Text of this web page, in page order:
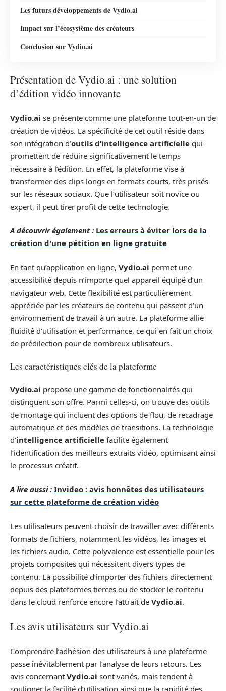
Les futurs développements de Vydio.ai
Impact sur l’écosystème des créateurs
Conclusion sur Vydio.ai
Présentation de Vydio.ai : une solution
d’édition vidéo innovante
Vydio.ai se présente comme une plateforme tout-en-un de
création de vidéos. La spécificité de cet outil réside dans
son intégration d’outils d’intelligence artificielle qui
promettent de réduire significativement le temps
nécessaire à l’édition. En effet, la plateforme vise à
transformer des clips longs en formats courts, très prisés
sur les réseaux sociaux. Que l’utilisateur soit novice ou
expert, il peut tirer profit de cette technologie.
A découvrir également : Les erreurs à éviter lors de la
création d'une pétition en ligne gratuite
En tant qu’application en ligne, Vydio.ai permet une
accessibilité depuis n’importe quel appareil équipé d’un
navigateur web. Cette flexibilité est particulièrement
appréciée par les créateurs de contenu qui passent d’un
environnement de travail à un autre. La plateforme allie
fluidité d’utilisation et performance, ce qui en fait un choix
de prédilection pour de nombreux utilisateurs.
Les caractéristiques clés de la plateforme
Vydio.ai propose une gamme de fonctionnalités qui
distinguent son offre. Parmi celles-ci, on trouve des outils
de montage qui incluent des options de flou, de recadrage
automatique et des modèles de transitions. La technologie
d’intelligence artificielle facilite également
l’identification des meilleurs extraits vidéo, optimisant ainsi
le processus créatif.
A lire aussi : Invideo : avis honnêtes des utilisateurs
sur cette plateforme de création vidéo
Les utilisateurs peuvent choisir de travailler avec différents
formats de fichiers, notamment les vidéos, les images et
les fichiers audio. Cette polyvalence est essentielle pour les
projets composites qui nécessitent divers types de
contenu. La possibilité d’importer des fichiers directement
depuis des plateformes tierces ou de stocker le contenu
dans le cloud renforce encore l’attrait de Vydio.ai.
Les avis utilisateurs sur Vydio.ai
Comprendre l’adhésion des utilisateurs à une plateforme
passe inévitablement par l’analyse de leurs retours. Les
avis concernant Vydio.ai sont variés, mais tendent à
souligner la facilité d’utilisation ainsi que la rapidité des